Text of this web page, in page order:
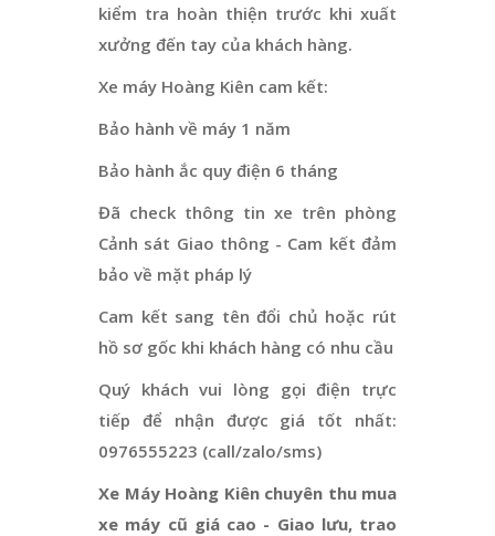
kiểm tra hoàn thiện trước khi xuất
xưởng đến tay của khách hàng.
Xe máy Hoàng Kiên cam kết:
Bảo hành về máy 1 năm
Bảo hành ắc quy điện 6 tháng
Đã check thông tin xe trên phòng
Cảnh sát Giao thông - Cam kết đảm
bảo về mặt pháp lý
Cam kết sang tên đổi chủ hoặc rút
hồ sơ gốc khi khách hàng có nhu cầu
Quý khách vui lòng gọi điện trực
tiếp để nhận được giá tốt nhất:
0976555223 (call/zalo/sms)
Xe Máy Hoàng Kiên chuyên thu mua
xe máy cũ giá cao - Giao lưu, trao